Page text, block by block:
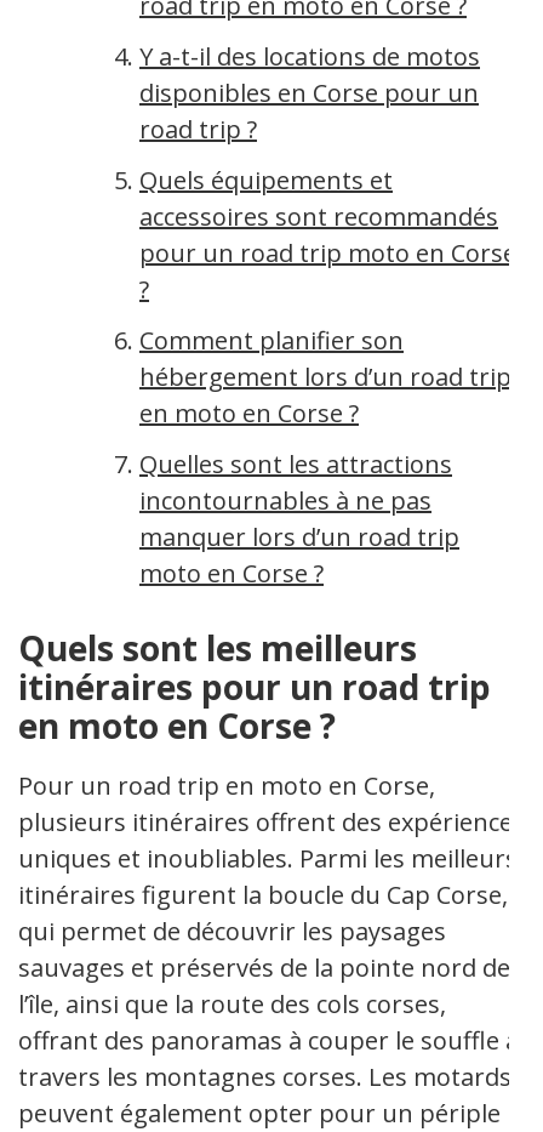
Y a-t-il des locations de motos
disponibles en Corse pour un
road trip ?
Quels équipements et
accessoires sont recommandés
pour un road trip moto en Corse
?
Comment planifier son
hébergement lors d’un road trip
en moto en Corse ?
Quelles sont les attractions
incontournables à ne pas
manquer lors d’un road trip
moto en Corse ?
Quels sont les meilleurs
itinéraires pour un road trip
en moto en Corse ?
Pour un road trip en moto en Corse,
plusieurs itinéraires offrent des expériences
uniques et inoubliables. Parmi les meilleurs
itinéraires figurent la boucle du Cap Corse,
qui permet de découvrir les paysages
sauvages et préservés de la pointe nord de
l’île, ainsi que la route des cols corses,
offrant des panoramas à couper le souffle à
travers les montagnes corses. Les motards
peuvent également opter pour un périple